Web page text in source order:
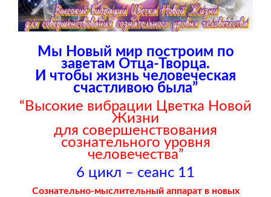
Мы Новый мир построим по
заветам Отца-Творца.
И чтобы жизнь человеческая
счастливою была”
“Высокие вибрации Цветка Новой
Жизни
для совершенствования
сознательного уровня
человечества”
6 цикл – сеанс 11
Сознательно-мыслительный аппарат в новых